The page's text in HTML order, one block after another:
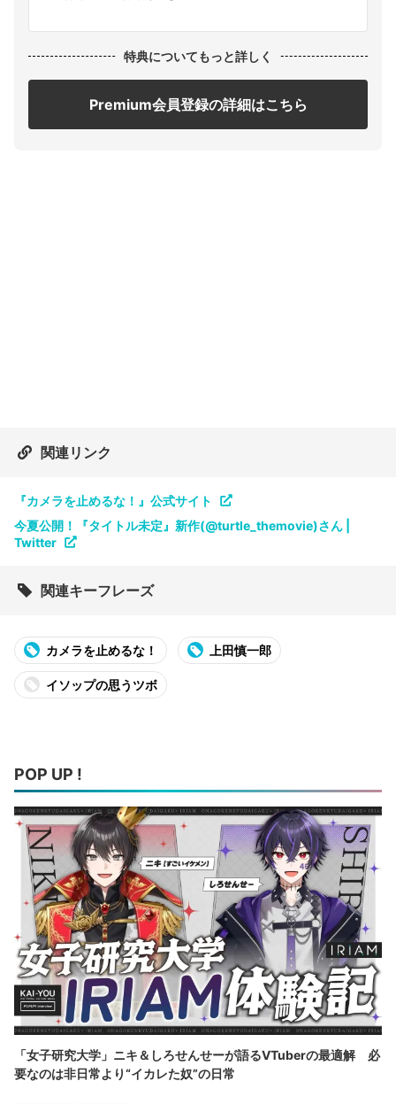
特典についてもっと詳しく
Premium会員登録の詳細はこちら
関連リンク
『カメラを止めるな！』公式サイト
今夏公開！『タイトル未定』新作(@turtle_themovie)さん |
Twitter
関連キーフレーズ
カメラを止めるな！ 上田慎一郎
イソップの思うツボ
POP UP !
「女子研究大学」ニキ＆しろせんせーが語るVTuberの最適解 必
要なのは非日常より“イカレた奴”の日常